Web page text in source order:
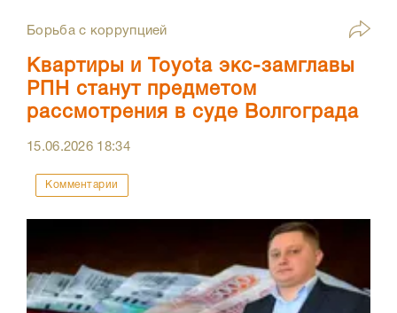
Борьба с коррупцией
Квартиры и Toyota экс-замглавы
РПН станут предметом
рассмотрения в суде Волгограда
15.06.2026 18:34
Комментарии